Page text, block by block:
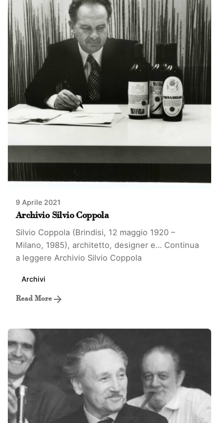
9 Aprile 2021
Archivio Silvio Coppola
Silvio Coppola (Brindisi, 12 maggio 1920 –
Milano, 1985), architetto, designer e… Continua
a leggere Archivio Silvio Coppola
Archivi
Read More